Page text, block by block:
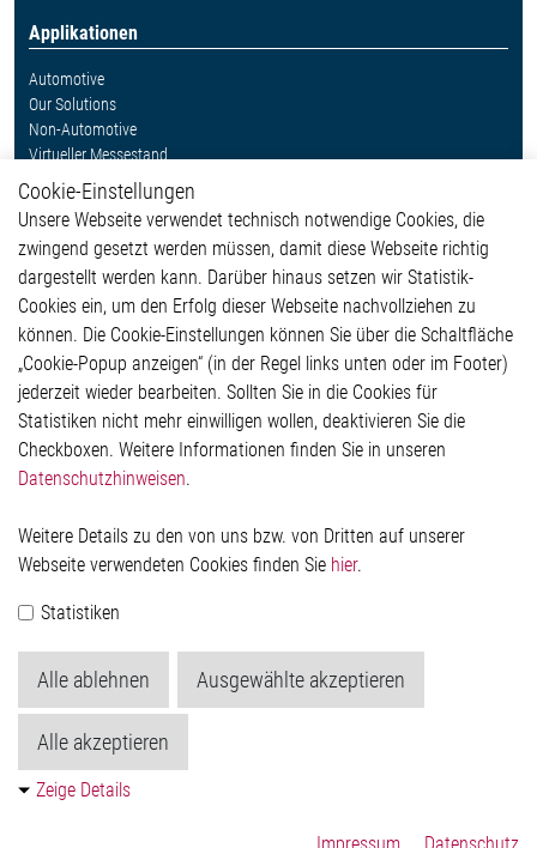
Applikationen
Automotive
Our Solutions
Non-Automotive
Virtueller Messestand
Weitere Links
Glossar
Kontakt
Hinweisgeberschutzsystem
Impressum
Datenschutzerklärung
Cookie-Popup anzeigen
Elmos Semiconductor SE
Werkstättenstraße 18
Telefon: +49 (0) 2171 / 40 183-0
Handelsregister:
Köln HRB 123561
Cookie-Einstellungen
Unsere Webseite verwendet technisch notwendige Cookies, die
zwingend gesetzt werden müssen, damit diese Webseite richtig
dargestellt werden kann. Darüber hinaus setzen wir Statistik-
Cookies ein, um den Erfolg dieser Webseite nachvollziehen zu
können. Die Cookie-Einstellungen können Sie über die Schaltfläche
„Cookie-Popup anzeigen“ (in der Regel links unten oder im Footer)
jederzeit wieder bearbeiten. Sollten Sie in die Cookies für
Statistiken nicht mehr einwilligen wollen, deaktivieren Sie die
Checkboxen. Weitere Informationen finden Sie in unseren
Datenschutzhinweisen.
Weitere Details zu den von uns bzw. von Dritten auf unserer
Webseite verwendeten Cookies finden Sie hier.
Statistiken
Alle ablehnen Ausgewählte akzeptieren
Alle akzeptieren
Zeige Details